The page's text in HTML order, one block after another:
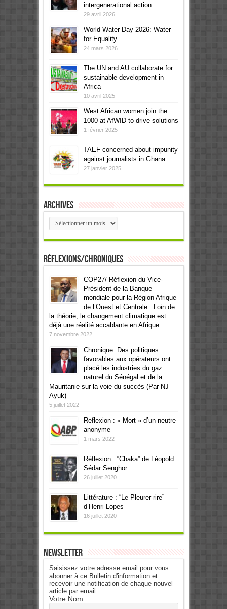
intergenerational action
29 avril 2026
World Water Day 2026: Water
for Equality
24 mars 2026
The UN and AU collaborate for
sustainable development in
Africa
10 avril 2025
West African women join the
1000 at AfWID to drive solutions
1 février 2025
TAEF concerned about impunity
against journalists in Ghana
27 janvier 2025
Archives
Archives
Réflexions/Chroniques
COP27/ Réflexion du Vice-
Président de la Banque
mondiale pour la Région Afrique
de l’Ouest et Centrale : Loin de
la théorie, le changement climatique est
déjà une réalité accablante en Afrique
7 novembre 2022
Chronique: Des politiques
favorables aux opérateurs ont
placé les industries du gaz
naturel du Sénégal et de la
Mauritanie sur la voie du succès (Par NJ
Ayuk)
5 juillet 2022
Reflexion : « Mort » d’un neutre
anonyme
1 mars 2022
Réflexion : “Chaka” de Léopold
Sédar Senghor
26 juillet 2020
Littérature : “Le Pleurer-rire”
d’Henri Lopes
16 juillet 2020
Newsletter
Saisissez votre adresse email pour vous
abonner à ce Bulletin d'information et
recevoir une notification de chaque nouvel
article par email.
Votre Nom